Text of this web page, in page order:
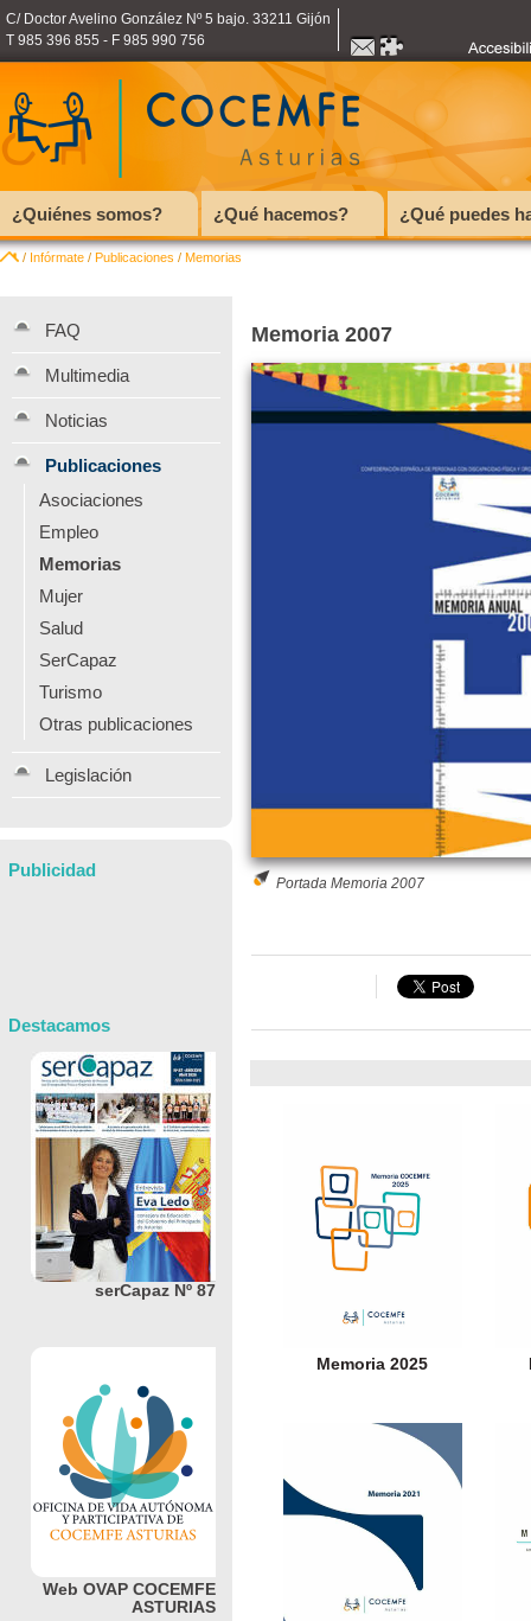
C/ Doctor Avelino González Nº 5 bajo. 33211 Gijón
T 985 396 855 - F 985 990 756
¿Quiénes somos? ¿Qué hacemos? ¿Qué puedes
/ Infórmate / Publicaciones / Memorias
FAQ
Multimedia
Noticias
Publicaciones
Asociaciones
Empleo
Memorias
Mujer
Salud
SerCapaz
Turismo
Otras publicaciones
Legislación
Publicidad
Destacamos
serCapaz Nº 87
Web OVAP COCEMFE
ASTURIAS
Memoria 2007
Portada Memoria 2007
Memoria 2025